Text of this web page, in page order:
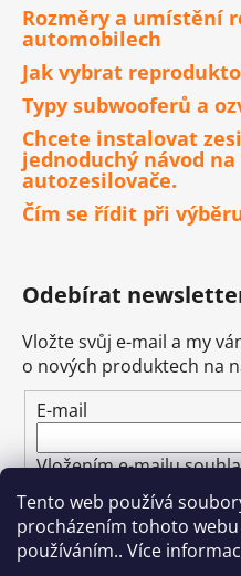
Tento web používá
procházením tohoto
používáním.. Více
Rozměry a umístění
automobilech
Jak vybrat
Typy subwooferů a
Chcete instalovat
jednoduchý návod
autozesilovače.
Čím se řídit při
Odebírat
Vložte svůj e-mail a my
o nových produktech na
E-mail
Vložením e-mailu
ochrany osobních údajů
PŘIHLÁSIT SE